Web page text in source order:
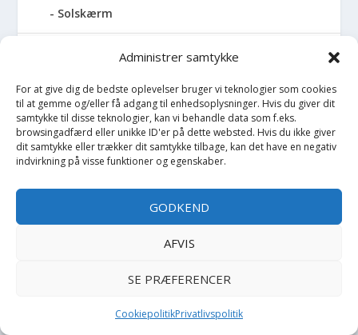
Administrer samtykke
For at give dig de bedste oplevelser bruger vi teknologier som cookies
til at gemme og/eller få adgang til enhedsoplysninger. Hvis du giver dit
samtykke til disse teknologier, kan vi behandle data som f.eks.
browsingadfærd eller unikke ID'er på dette websted. Hvis du ikke giver
dit samtykke eller trækker dit samtykke tilbage, kan det have en negativ
indvirkning på visse funktioner og egenskaber.
GODKEND
AFVIS
SE PRÆFERENCER
CookiepolitikPrivatlivspolitik
Solskærm
Sommerdragt
Sommerjakke
Sovepose
Spand